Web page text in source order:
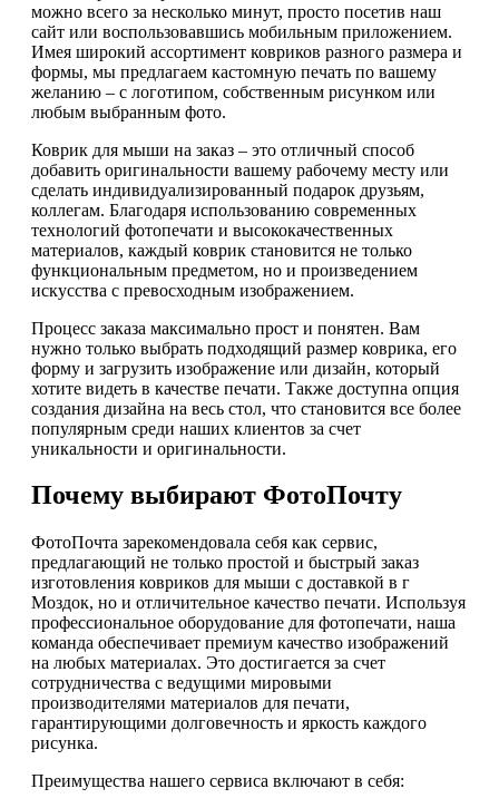
можно всего за несколько минут, просто посетив наш
сайт или воспользовавшись мобильным приложением.
Имея широкий ассортимент ковриков разного размера и
формы, мы предлагаем кастомную печать по вашему
желанию – с логотипом, собственным рисунком или
любым выбранным фото.
Коврик для мыши на заказ – это отличный способ
добавить оригинальности вашему рабочему месту или
сделать индивидуализированный подарок друзьям,
коллегам. Благодаря использованию современных
технологий фотопечати и высококачественных
материалов, каждый коврик становится не только
функциональным предметом, но и произведением
искусства с превосходным изображением.
Процесс заказа максимально прост и понятен. Вам
нужно только выбрать подходящий размер коврика, его
форму и загрузить изображение или дизайн, который
хотите видеть в качестве печати. Также доступна опция
создания дизайна на весь стол, что становится все более
популярным среди наших клиентов за счет
уникальности и оригинальности.
Почему выбирают ФотоПочту
ФотоПочта зарекомендовала себя как сервис,
предлагающий не только простой и быстрый заказ
изготовления ковриков для мыши с доставкой в г
Моздок, но и отличительное качество печати. Используя
профессиональное оборудование для фотопечати, наша
команда обеспечивает премиум качество изображений
на любых материалах. Это достигается за счет
сотрудничества с ведущими мировыми
производителями материалов для печати,
гарантирующими долговечность и яркость каждого
рисунка.
Преимущества нашего сервиса включают в себя: